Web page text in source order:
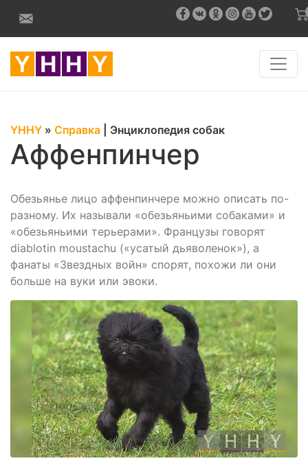
YHHY » Справка Энциклопедия собак
Аффенпинчер
Обезьянье лицо аффенпинчере можно описать по-
разному. Их называли «обезьяньими собаками» и
«обезьяньими терьерами». Французы говорят
diablotin moustachu («усатый дьяволенок»), а
фанаты «Звездных войн» спорят, похожи ли они
больше на вуки или эвоки.